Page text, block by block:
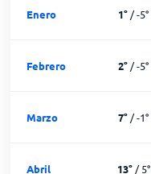
Enero 1° /-5°
Febrero 2° /-5°
Marzo 7° /-1°
Abril 13°/5°